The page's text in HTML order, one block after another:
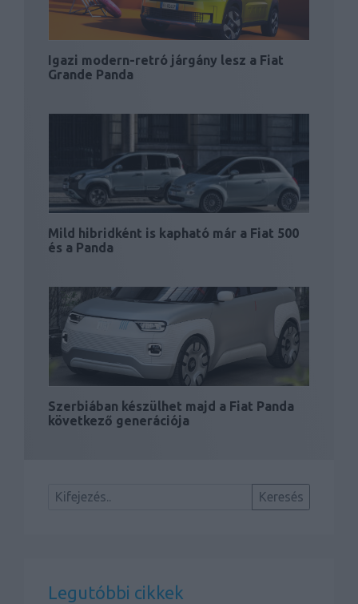
Igazi modern-retró járgány lesz a Fiat
Grande Panda
Mild hibridként is kapható már a Fiat 500
és a Panda
Szerbiában készülhet majd a Fiat Panda
következő generációja
Legutóbbi cikkek